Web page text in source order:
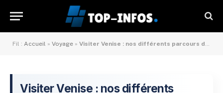
Fil : Accueil » Voyage » Visiter Venise : nos différents parcours de voyage
Visiter Venise : nos différents